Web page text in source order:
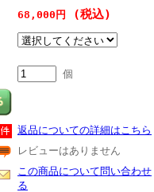
68,000円 (税込)
個
返品についての詳細はこちら
レビューはありません
この商品について問い合わせ
る